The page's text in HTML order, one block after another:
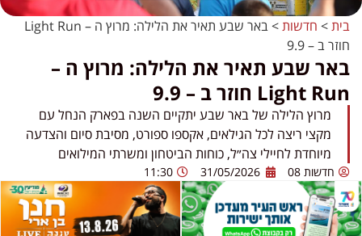
בית> חדשות>
באר שבע תאיר את הלילה: מרוץ ה – Light Run
חוזר ב – 9.9
באר שבע תאיר את הלילה: מרוץ ה –
Light Run חוזר ב – 9.9
מרוץ הלילה של באר שבע יתקיים השנה בפארק הנחל עם
מקצי ריצה לכל הגילאים, אקספו ספורט, מסיבת סיום והצדעה
מיוחדת לחיילי צה״ל, כוחות הביטחון ומשרתי המילואים
חדשות 08 31/05/2026
11:30